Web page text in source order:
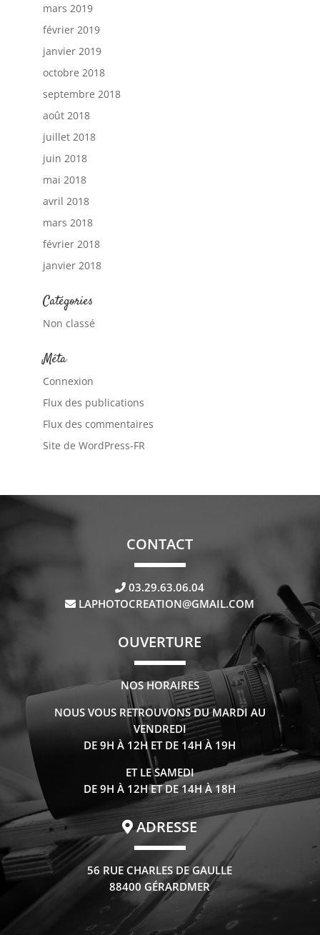
mars 2019
février 2019
janvier 2019
octobre 2018
septembre 2018
août 2018
juillet 2018
juin 2018
mai 2018
avril 2018
mars 2018
février 2018
janvier 2018
Catégories
Non classé
Méta
Connexion
Flux des publications
Flux des commentaires
Site de WordPress-FR
CONTACT
03.29.63.06.04
LAPHOTOCREATION@GMAIL.COM
OUVERTURE
NOS HORAIRES
NOUS VOUS RETROUVONS DU MARDI AU
VENDREDI
DE 9H À 12H ET DE 14H À 19H
ET LE SAMEDI
DE 9H À 12H ET DE 14H À 18H
ADRESSE
56 RUE CHARLES DE GAULLE
88400 GÉRARDMER